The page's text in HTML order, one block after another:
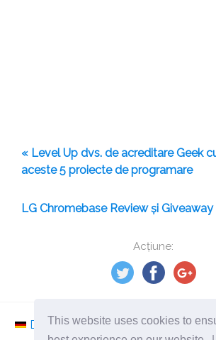
This website uses cookies to
Acțiune:
« Level Up dvs. de acreditare Geek
aceste 5 proiecte de programare
LG Chromebase Review și Giveaway
Deutsch Nederlands